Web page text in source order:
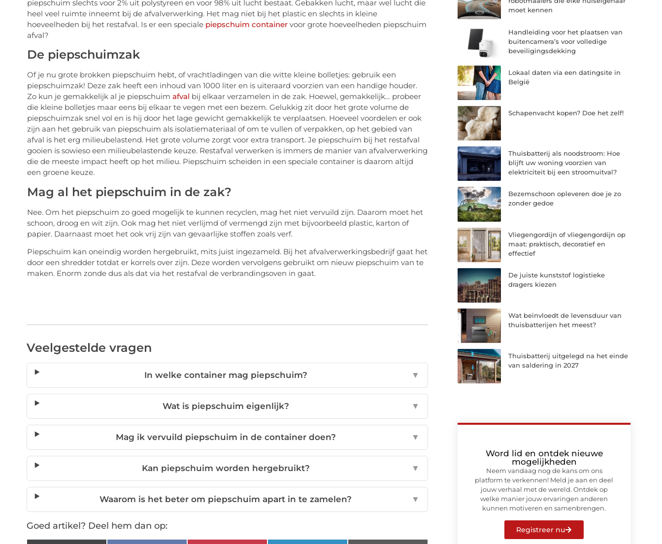
piepschuim slechts voor 2% uit polystyreen en voor 98% uit lucht bestaat. Gebakken lucht, maar wel lucht die
heel veel ruimte inneemt bij de afvalverwerking. Het mag niet bij het plastic en slechts in kleine
hoeveelheden bij het restafval. Is er een speciale piepschuim containervoor grote hoeveelheden piepschuim
afval?
De piepschuimzak
Of je nu grote brokken piepschuim hebt, of vrachtladingen van die witte kleine bolletjes: gebruik een
piepschuimzak! Deze zak heeft een inhoud van 1000 liter en is uiteraard voorzien van een handige houder.
Zo kun je gemakkelijk al je piepschuim afval bij elkaar verzamelen in de zak. Hoewel, gemakkelijk… probeer
die kleine bolletjes maar eens bij elkaar te vegen met een bezem. Gelukkig zit door het grote volume de
piepschuimzak snel vol en is hij door het lage gewicht gemakkelijk te verplaatsen. Hoeveel voordelen er ook
zijn aan het gebruik van piepschuim als isolatiemateriaal of om te vullen of verpakken, op het gebied van
afval is het erg milieubelastend. Het grote volume zorgt voor extra transport. Je piepschuim bij het restafval
gooien is sowieso een milieubelastende keuze. Restafval verwerken is immers de manier van afvalverwerking
die de meeste impact heeft op het milieu. Piepschuim scheiden in een speciale container is daarom altijd
een groene keuze.
Mag al het piepschuim in de zak?
Nee. Om het piepschuim zo goed mogelijk te kunnen recyclen, mag het niet vervuild zijn. Daarom moet het
schoon, droog en wit zijn. Ook mag het niet verlijmd of vermengd zijn met bijvoorbeeld plastic, karton of
papier. Daarnaast moet het ook vrij zijn van gevaarlijke stoffen zoals verf.
Piepschuim kan oneindig worden hergebruikt, mits juist ingezameld. Bij het afvalverwerkingsbedrijf gaat het
door een shredder totdat er korrels over zijn. Deze worden vervolgens gebruikt om nieuw piepschuim van te
maken. Enorm zonde dus als dat via het restafval de verbrandingsoven in gaat.
Veelgestelde vragen
In welke container mag piepschuim? ▼
Wat is piepschuim eigenlijk? ▼
Mag ik vervuild piepschuim in de container doen? ▼
Kan piepschuim worden hergebruikt? ▼
Waarom is het beter om piepschuim apart in te zamelen? ▼
Goed artikel? Deel hem dan op:
moet kennen
Handleiding voor het plaatsen van
buitencamera’s voor volledige
beveiligingsdekking
Lokaal daten via een datingsite in
België
Schapenvacht kopen? Doe het zelf!
Thuisbatterij als noodstroom: Hoe
blijft uw woning voorzien van
elektriciteit bij een stroomuitval?
Bezemschoon opleveren doe je zo
zonder gedoe
Vliegengordijn of vliegengordijn op
maat: praktisch, decoratief en
effectief
De juiste kunststof logistieke
dragers kiezen
Wat beïnvloedt de levensduur van
thuisbatterijen het meest?
Thuisbatterij uitgelegd na het einde
van saldering in 2027
Word lid en ontdek nieuwe
mogelijkheden
Neem vandaag nog de kans om ons
platform te verkennen! Meld je aan en deel
jouw verhaal met de wereld. Ontdek op
welke manier jouw ervaringen anderen
kunnen motiveren en samenbrengen.
Registreer nu